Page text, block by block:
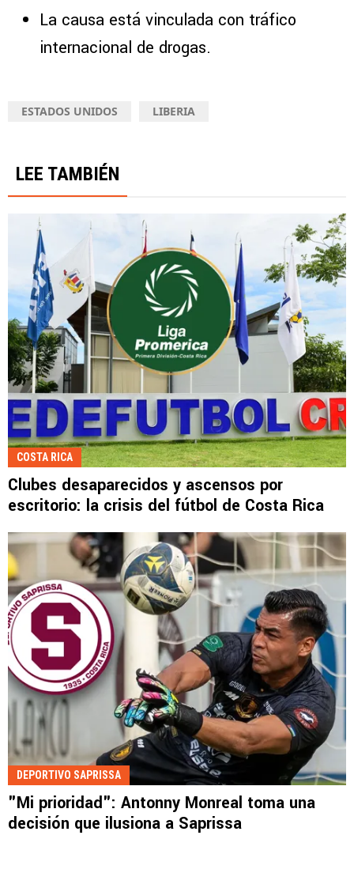
La causa está vinculada con tráfico
internacional de drogas.
ESTADOS UNIDOS LIBERIA
LEE TAMBIÉN
COSTA RICA
Clubes desaparecidos y ascensos por
escritorio: la crisis del fútbol de Costa Rica
DEPORTIVO SAPRISSA
"Mi prioridad": Antonny Monreal toma una
decisión que ilusiona a Saprissa